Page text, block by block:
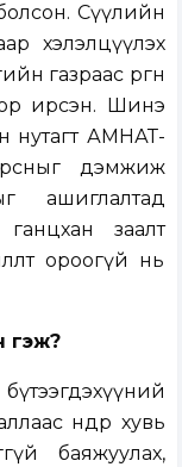
Сүүлийн
хэлэлцүүлэх
газраас өргөн
ирсэн. Шинэ
нутагт АМНАТ-
дэмжиж
ашиглалтад
заалт
ороогүй нь
гэж?
өндөр хувь
баяжуулах,